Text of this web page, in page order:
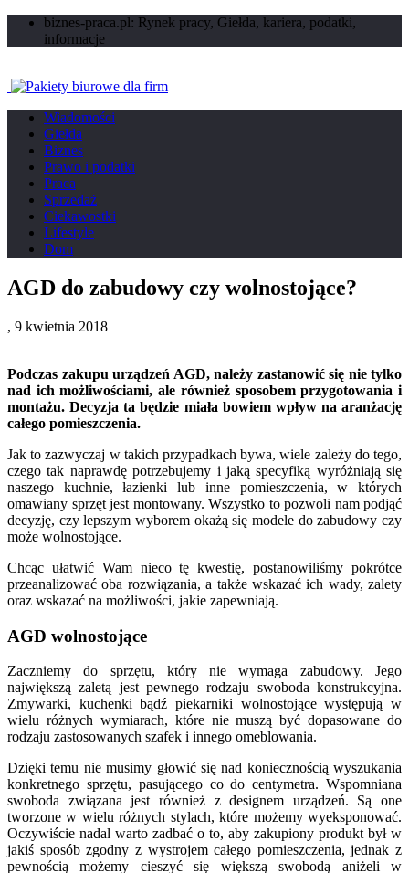
biznes-praca.pl: Rynek pracy, Giełda, kariera, podatki,
informacje
Wiadomości
Giełda
Biznes
Prawo i podatki
Praca
Sprzedaż
Ciekawostki
Lifestyle
Dom
AGD do zabudowy czy wolnostojące?
, 9 kwietnia 2018
Podczas zakupu urządzeń AGD, należy zastanowić się nie tylko
nad ich możliwościami, ale również sposobem przygotowania i
montażu. Decyzja ta będzie miała bowiem wpływ na aranżację
całego pomieszczenia.
Jak to zazwyczaj w takich przypadkach bywa, wiele zależy do tego,
czego tak naprawdę potrzebujemy i jaką specyfiką wyróżniają się
naszego kuchnie, łazienki lub inne pomieszczenia, w których
omawiany sprzęt jest montowany. Wszystko to pozwoli nam podjąć
decyzję, czy lepszym wyborem okażą się modele do zabudowy czy
może wolnostojące.
Chcąc ułatwić Wam nieco tę kwestię, postanowiliśmy pokrótce
przeanalizować oba rozwiązania, a także wskazać ich wady, zalety
oraz wskazać na możliwości, jakie zapewniają.
AGD wolnostojące
Zaczniemy do sprzętu, który nie wymaga zabudowy. Jego
największą zaletą jest pewnego rodzaju swoboda konstrukcyjna.
Zmywarki, kuchenki bądź piekarniki wolnostojące występują w
wielu różnych wymiarach, które nie muszą być dopasowane do
rodzaju zastosowanych szafek i innego omeblowania.
Dzięki temu nie musimy głowić się nad koniecznością wyszukania
konkretnego sprzętu, pasującego co do centymetra. Wspomniana
swoboda związana jest również z designem urządzeń. Są one
tworzone w wielu różnych stylach, które możemy wyeksponować.
Oczywiście nadal warto zadbać o to, aby zakupiony produkt był w
jakiś sposób zgodny z wystrojem całego pomieszczenia, jednak z
pewnością możemy cieszyć się większą swobodą aniżeli w